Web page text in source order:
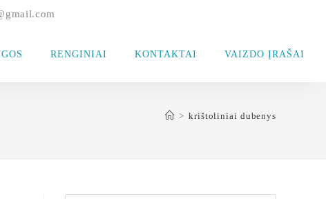
RENGINIAI KONTAKTAI VAIZDO ĮRAŠAI
> krištoliniai dubenys